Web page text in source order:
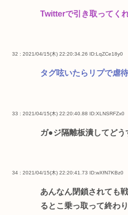
Twitterで引き取ってく
32 : 2021/04/15(木) 22:20:34.26 ID:LqZCe18y0
タグ呟いたらリプで虐
33 : 2021/04/15(木) 22:20:40.88 ID:XLNSRFZx0
ガ●ジ隔離板潰してどう
34 : 2021/04/15(木) 22:20:41.73 ID:wXfN7KBz0
あんなん閉鎖されても
るとこ乗っ取って終わ